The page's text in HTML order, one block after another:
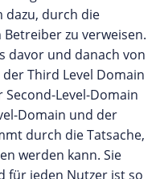
dazu, durch die
zu verweisen.
davor und danach von
Third Level Domain
Level-Domain
Domain und der
durch die Tatsache,
werden kann. Sie
für jeden Nutzer ist so